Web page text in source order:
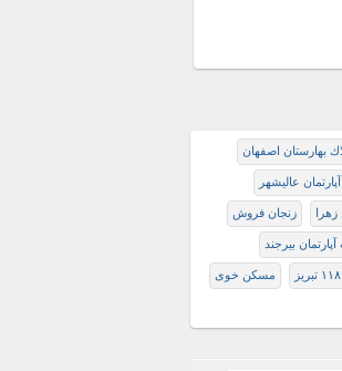
بهارستان اصفهان
عالیشهر
زنجان فروش
بیرجند
مسکن خوی